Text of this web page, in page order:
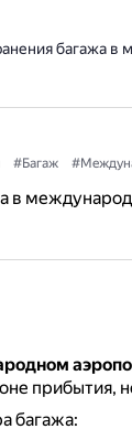
багажа
#Багаж
в
прибытия,
багажа: